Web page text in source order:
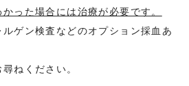
った場合には治療が必要です。
ルゲン検査などのオプション採血あ
ねください。